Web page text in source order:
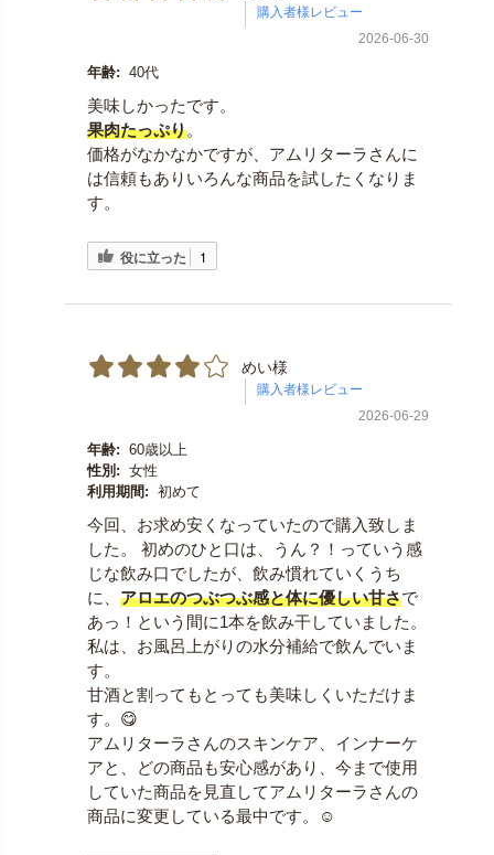
2026-06-30
年齢: 40代
美味しかったです。
果肉たっぷり。
価格がなかなかですが、アムリターラさんに
は信頼もありいろんな商品を試したくなりま
す。
役に立った 1
めい様
2026-06-29
年齢: 60歳以上
性別: 女性
利用期間: 初めて
今回、お求め安くなっていたので購入致しま
した。 初めのひと口は、うん？！っていう感
じな飲み口でしたが、飲み慣れていくうち
に、 アロエのつぶつぶ感と体に優しい甘さで
あっ！という間に1本を飲み干していました。
私は、お風呂上がりの水分補給で飲んでいま
す。
甘酒と割ってもとっても美味しくいただけま
す。😋
アムリターラさんのスキンケア、インナーケ
アと、どの商品も安心感があり、今まで使用
していた商品を見直してアムリターラさんの
商品に変更している最中です。☺️